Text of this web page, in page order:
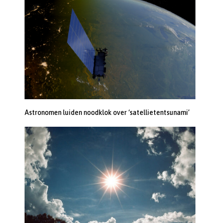
Astronomen luiden noodklok over ‘satellietentsunami’